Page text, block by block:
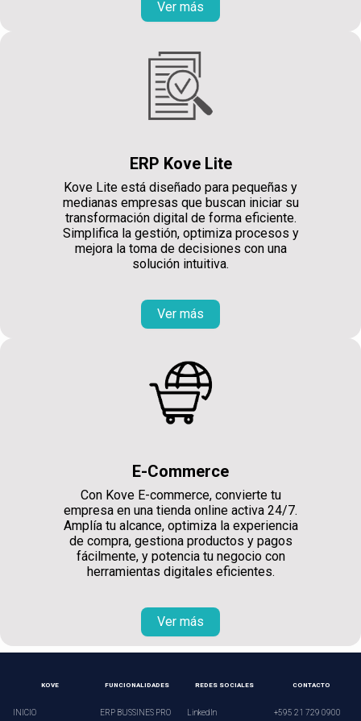
Ver más
ERP Kove Lite
Kove Lite está diseñado para pequeñas y
medianas empresas que buscan iniciar su
transformación digital de forma eficiente.
Simplifica la gestión, optimiza procesos y
mejora la toma de decisiones con una
solución intuitiva.
Ver más
E-Commerce
Con Kove E-commerce, convierte tu
empresa en una tienda online activa 24/7.
Amplía tu alcance, optimiza la experiencia
de compra, gestiona productos y pagos
fácilmente, y potencia tu negocio con
herramientas digitales eficientes.
Ver más
KOVE
INICIO
FUNCIONALIDADES
ERP BUSSINES PRO
REDES SOCIALES
LinkedIn
CONTACTO
+595 21 729 0900